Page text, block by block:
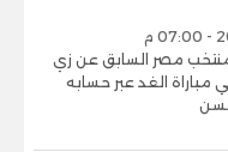
مصر السابق عن زي
مباراة الغد عبر حسابه